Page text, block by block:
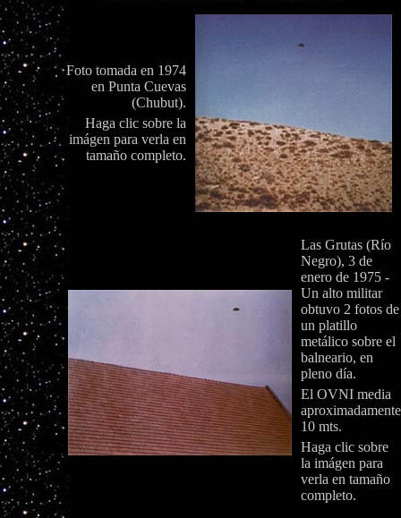
Foto tomada en 1974
en Punta Cuevas
(Chubut).
Haga clic sobre la
imágen para verla en
tamaño completo.
Las Grutas (Río
Negro), 3 de
enero de 1975 -
Un alto militar
obtuvo 2 fotos de
un platillo
metálico sobre el
balneario, en
pleno día.
El OVNI media
aproximadamente
10 mts.
Haga clic sobre
la imágen para
verla en tamaño
completo.